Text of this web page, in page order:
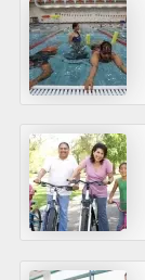
a
D
i
t
a
e